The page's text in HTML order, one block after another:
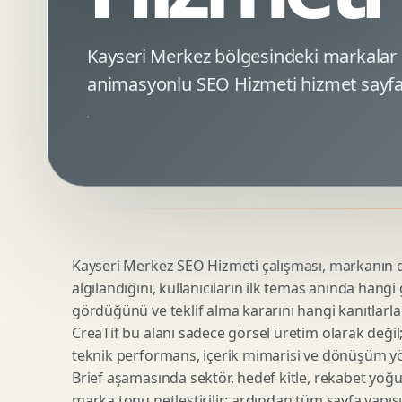
Minimal Logo Tasarimi
Amblem Tasarimi
Logo Revizyonu
Tipografik Logo Tasarimi
Startup Logo Tasarimi
Google Ads Reklam Tasarimi
Kampanya Stratejisi
Performans Reklam Kreatifleri
SEO Denetimi
E Ticaret SEO
Urun Gorsellestirme
3D Reklam Gorseli
Cgi Kampanya Gorseli
Motion 3D
3D Karakter Tasarimi
Kayseri Merkez bölgesindeki markalar
animasyonlu SEO Hizmeti hizmet
Kayseri Merkez SEO Hizmeti çalışması,
algılandığını, kullanıcıların ilk temas anında
gördüğünü ve teklif alma kararını hangi
CreaTif bu alanı sadece görsel üretim olarak
teknik performans, içerik mimarisi ve dönüşüm
Brief aşamasında sektör, hedef kitle, rekabet